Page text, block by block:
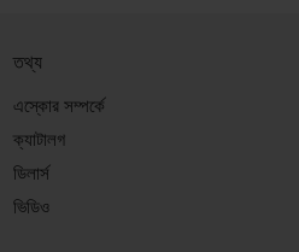
তথ্য
এস্কোর সম্পর্কে
ক্যাটালগ
ডিলার্স
ভিডিও